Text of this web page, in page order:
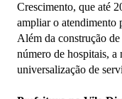
Crescimento, que até
ampliar o atendimento
Além da construção
número de hospitais,
universalização de